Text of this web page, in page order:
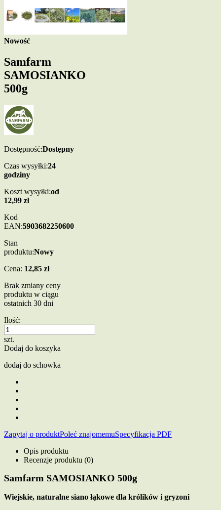
Nowość
Samfarm
SAMOSIANKO
500g
Dostępność:Dostępny
Czas wysyłki:24
godziny
Koszt wysyłki:od
12,99 zł
Kod
EAN:5903682250600
Stan
produktu:Nowy
Cena: 12,85 zł
Brak zmiany ceny
produktu w ciągu
ostatnich 30 dni
Ilość:
szt.
Dodaj do koszyka
dodaj do schowka
Zapytaj o produktPoleć znajomemuSpecyfikacja PDF
Opis produktu
Recenzje produktu (0)
Samfarm SAMOSIANKO 500g
Wiejskie, naturalne siano łąkowe dla królików i gryzoni